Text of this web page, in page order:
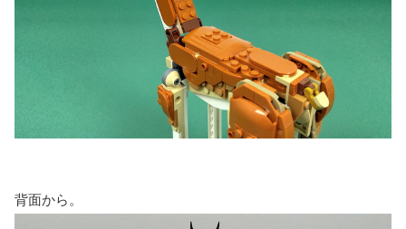
背面から。